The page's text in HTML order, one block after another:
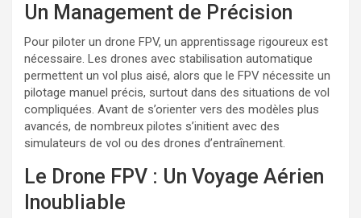
Un Management de Précision
Pour piloter un drone FPV, un apprentissage rigoureux est
nécessaire. Les drones avec stabilisation automatique
permettent un vol plus aisé, alors que le FPV nécessite un
pilotage manuel précis, surtout dans des situations de vol
compliquées. Avant de s’orienter vers des modèles plus
avancés, de nombreux pilotes s’initient avec des
simulateurs de vol ou des drones d’entraînement.
Le Drone FPV : Un Voyage Aérien
Inoubliable